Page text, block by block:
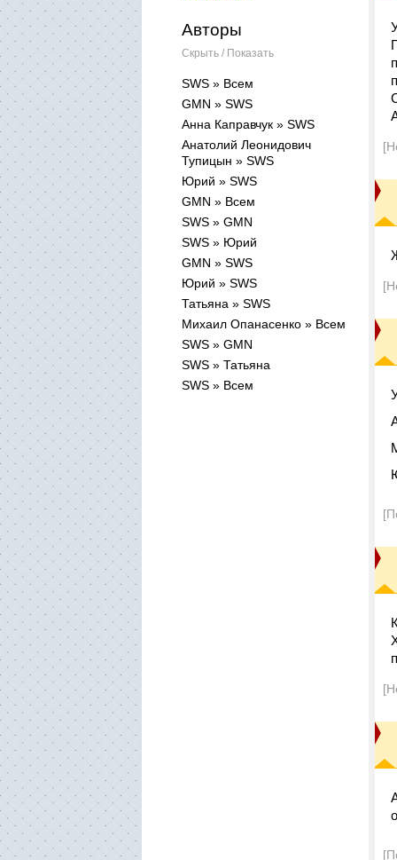
Авторы
Скрыть / Показать
SWS » Всем
GMN » SWS
Анна Каправчук » SWS
Анатолий Леонидович
Тупицын » SWS
Юрий » SWS
GMN » Всем
SWS » GMN
SWS » Юрий
GMN » SWS
Юрий » SWS
Татьяна » SWS
Михаил Опанасенко » Всем
SWS » GMN
SWS » Татьяна
SWS » Всем